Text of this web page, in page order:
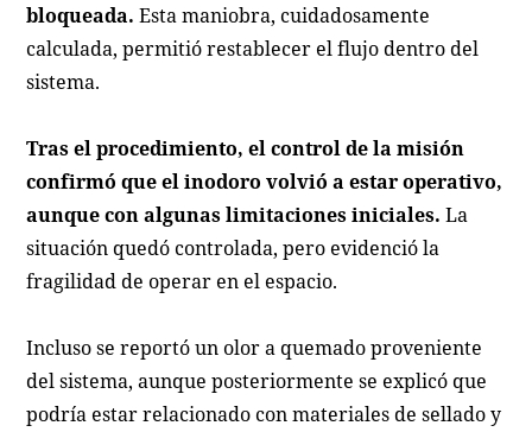
bloqueada. Esta maniobra, cuidadosamente
calculada, permitió restablecer el flujo dentro del
sistema.
Tras el procedimiento, el control de la misión
confirmó que el inodoro volvió a estar operativo,
aunque con algunas limitaciones iniciales. La
situación quedó controlada, pero evidenció la
fragilidad de operar en el espacio.
Incluso se reportó un olor a quemado proveniente
del sistema, aunque posteriormente se explicó que
podría estar relacionado con materiales de sellado y